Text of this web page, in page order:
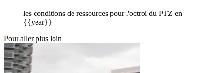
les conditions de ressources pour l'octroi du PTZ en
{{year}}
Pour aller plus loin